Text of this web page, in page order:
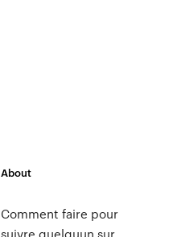
About
Comment faire pour
suivre quelquun sur